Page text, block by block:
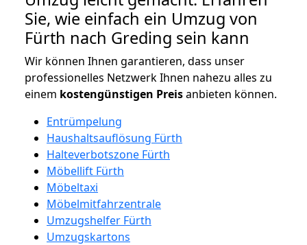
Sie, wie einfach ein Umzug von
Fürth nach Greding sein kann
Wir können Ihnen garantieren, dass unser
professionelles Netzwerk Ihnen nahezu alles zu
einem kostengünstigen Preisanbieten können.
Entrümpelung
Haushaltsauflösung Fürth
Halteverbotszone Fürth
Möbellift Fürth
Möbeltaxi
Möbelmitfahrzentrale
Umzugshelfer Fürth
Umzugskartons